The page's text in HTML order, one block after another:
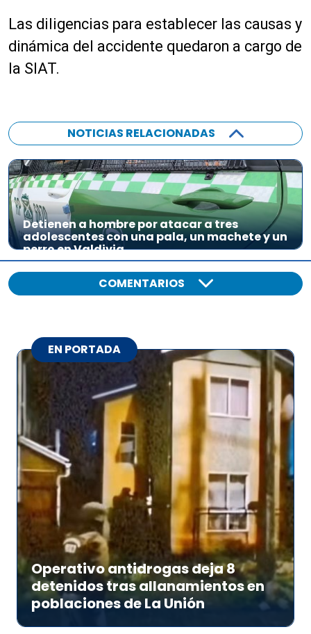
Las diligencias para establecer las causas y
dinámica del accidente quedaron a cargo de
la SIAT.
NOTICIAS RELACIONADAS
Detienen a hombre por atacar a tres
adolescentes con una pala, un machete y un
perro en Valdivia
COMENTARIOS
EN PORTADA
Operativo antidrogas deja 8
detenidos tras allanamientos en
poblaciones de La Unión